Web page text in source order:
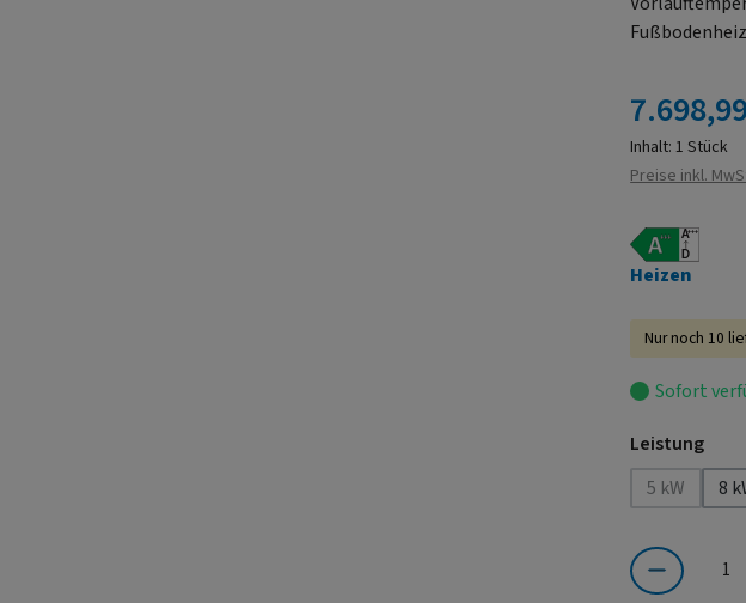
Regulärer
Inhalt:1 Stück
Preise inkl.
Heizen
Nur noch 10
Sofort
Leistung
5 kW
(Diese
8
Produkt